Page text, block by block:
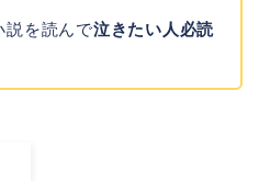
説を読んで泣きたい人必読